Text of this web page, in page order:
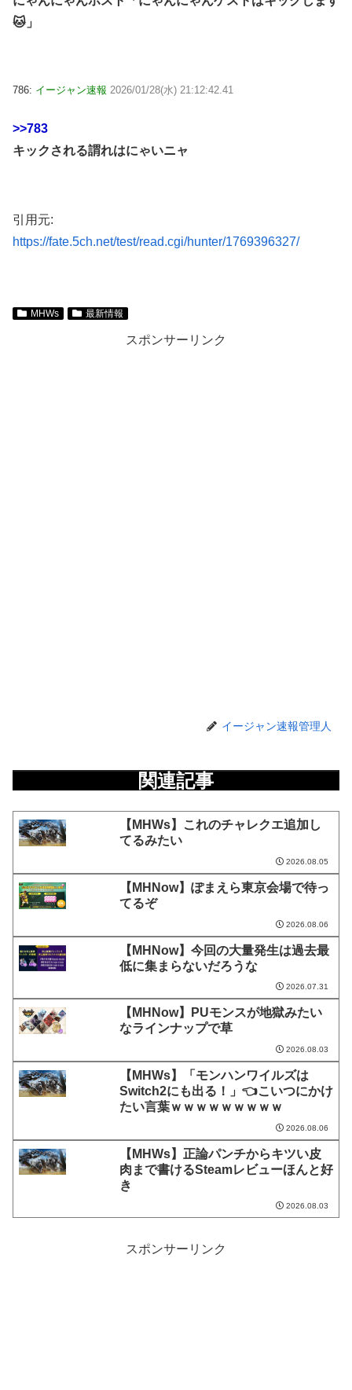
🐱」
786: イージャン速報 2026/01/28(水) 21:12:42.41
>>783
キックされる謂れはにゃいニャ
引用元:
https://fate.5ch.net/test/read.cgi/hunter/1769396327/
MHWs 最新情報
スポンサーリンク
イージャン速報管理人
関連記事
【MHWs】これのチャレクエ追加し
てるみたい
2026.08.05
【MHNow】ぽまえら東京会場で待っ
てるぞ
2026.08.06
【MHNow】今回の大量発生は過去最
低に集まらないだろうな
2026.07.31
【MHNow】PUモンスが地獄みたい
なラインナップで草
2026.08.03
【MHWs】「モンハンワイルズは
Switch2にも出る！」👈こいつにかけ
たい言葉ｗｗｗｗｗｗｗｗｗ
2026.08.06
【MHWs】正論パンチからキツい皮
肉まで書けるSteamレビューほんと好
き
2026.08.03
スポンサーリンク